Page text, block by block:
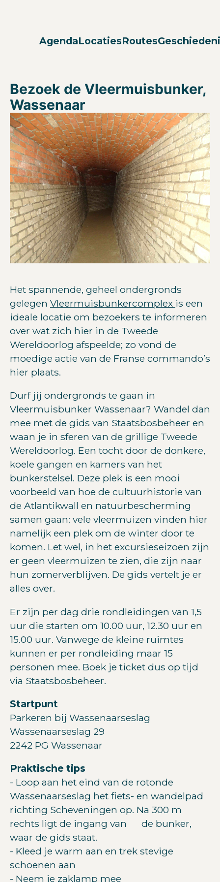
AgendaLocatiesRoutes
Bezoek de Vleermuisbunker,
Wassenaar
Het spannende, geheel ondergronds
gelegen Vleermuisbunkercomplex is een
ideale locatie om bezoekers te informeren
over wat zich hier in de Tweede
Wereldoorlog afspeelde; zo vond de
moedige actie van de Franse commando’s
hier plaats.
Durf jij ondergronds te gaan in
Vleermuisbunker Wassenaar? Wandel dan
mee met de gids van Staatsbosbeheer en
waan je in sferen van de grillige Tweede
Wereldoorlog. Een tocht door de donkere,
koele gangen en kamers van het
bunkerstelsel. Deze plek is een mooi
voorbeeld van hoe de cultuurhistorie van
de Atlantikwall en natuurbescherming
samen gaan: vele vleermuizen vinden hier
namelijk een plek om de winter door te
komen. Let wel, in het excursieseizoen zijn
er geen vleermuizen te zien, die zijn naar
hun zomerverblijven. De gids vertelt je er
alles over.
Er zijn per dag drie rondleidingen van 1,5
uur die starten om 10.00 uur, 12.30 uur en
15.00 uur. Vanwege de kleine ruimtes
kunnen er per rondleiding maar 15
personen mee. Boek je ticket dus op tijd
via Staatsbosbeheer.
Startpunt
Parkeren bij Wassenaarseslag
Wassenaarseslag 29
2242 PG Wassenaar
Praktische tips
- Loop aan het eind van de rotonde
Wassenaarseslag het fiets- en wandelpad
richting Scheveningen op. Na 300 m
rechts ligt de ingang van de bunker,
waar de gids staat.
- Kleed je warm aan en trek stevige
schoenen aan
- Neem je zaklamp mee